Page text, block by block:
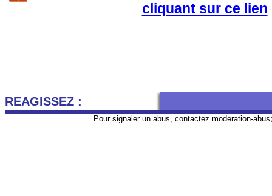
cliquant sur ce lien
REAGISSEZ :
Pour signaler un abus, contactez moderation-